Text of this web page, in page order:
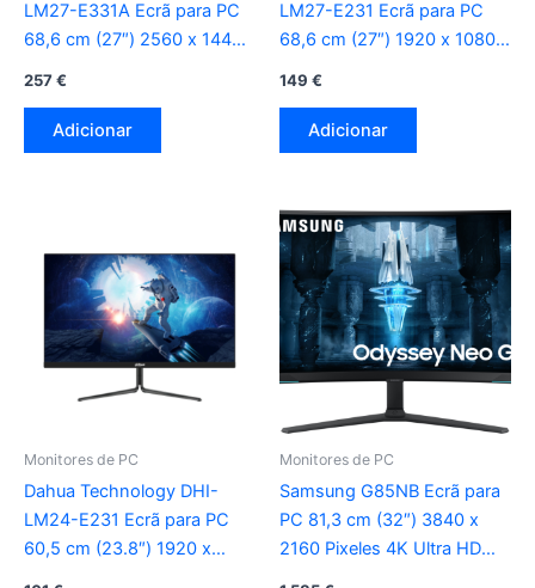
LM27-E331A Ecrã para PC
68,6 cm (27″) 2560 x 1440
257€
Adicionar
LM27-E231 Ecrã para PC
68,6 cm (27″) 1920 x 1080
149 €
Adicionar
Monitores de PC
Dahua Technology DHI-
LM24-E231 Ecrã para PC
60,5 cm (23.8″) 1920 x
Monitores de PC
Samsung G85NB Ecrã para
PC 81,3 cm (32″) 3840 x
2160 Pixeles 4K Ultra HD